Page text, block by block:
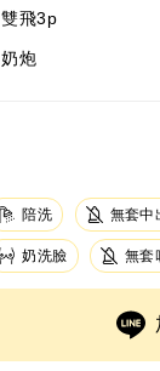
雙飛3p
奶炮
陪洗 無套中
奶洗臉 無套